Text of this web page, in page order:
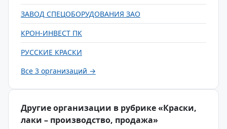
ЗАВОД СПЕЦОБОРУДОВАНИЯ ЗАО
КРОН-ИНВЕСТ ПК
РУССКИЕ КРАСКИ
Все 3 организаций →
Другие организации в рубрике «Краски,
лаки – производство, продажа»